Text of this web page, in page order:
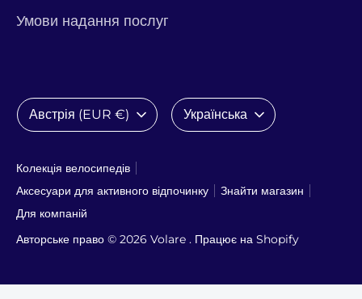
Умови надання послуг
Колекція велосипедів
Аксесуари для активного відпочинку
Знайти магазин
Для компаній
Авторське право © 2026 Volare . Працює на Shopify
Валюта
Австрія (EUR €) Мова
Українська